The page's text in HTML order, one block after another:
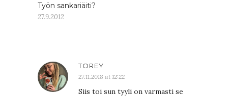
Työn sankariäiti?
27.9.2012
TOREY
27.11.2018 at 12:22
Siis toi sun tyyli on varmasti se